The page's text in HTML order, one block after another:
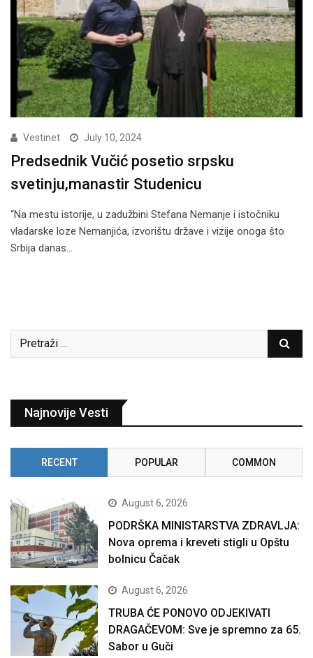
Vestinet July 10, 2024
Predsednik Vučić posetio srpsku
svetinju,manastir Studenicu
“Na mestu istorije, u zadužbini Stefana Nemanje i istočniku
vladarske loze Nemanjića, izvorištu države i vizije onoga što
Srbija danas…
Najnovije Vesti
RECENT POPULAR COMMON
August 6, 2026
PODRŠKA MINISTARSTVA ZDRAVLJA:
Nova oprema i kreveti stigli u Opštu
bolnicu Čačak
August 6, 2026
TRUBA ĆE PONOVO ODJEKIVATI
DRAGAČEVOM: Sve je spremno za 65.
Sabor u Guči